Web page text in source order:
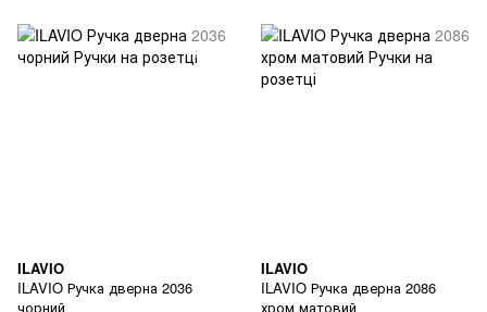
ILAVIO
ILAVIO Ручка дверна 2036
чорний
ILAVIO
ILAVIO Ручка дверна 2086
хром матовий